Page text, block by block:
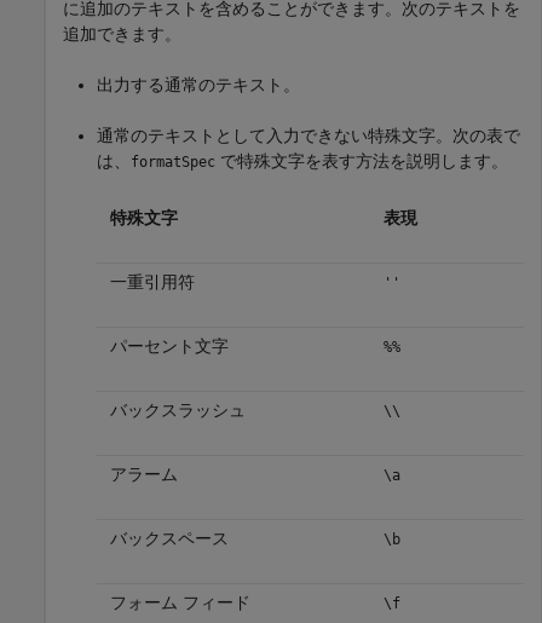
に追加のテキストを含めることができます。次のテキストを
追加できます。
出力する通常のテキスト。
通常のテキストとして入力できない特殊文字。次の表で
は、
formatSpec で特殊文字を表す方法を説明します。
特殊文字 表現
一重引用符 ''
パーセント文字 %%
バックスラッシュ \\
アラーム \a
バックスペース \b
フォーム フィード \f